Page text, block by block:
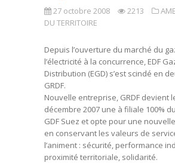
27 octobre 2008 2213
DU TERRITOIRE
Depuis l’ouverture du marché du
l’électricité à la concurrence, EDF
Distribution (EGD) s’est scindé en
GRDF.
Nouvelle entreprise, GRDF devient
décembre 2007 une à filiale 100%
GDF Suez et opte pour une
en conservant les valeurs de
l’animent : sécurité, performance
proximité territoriale, solidarité.